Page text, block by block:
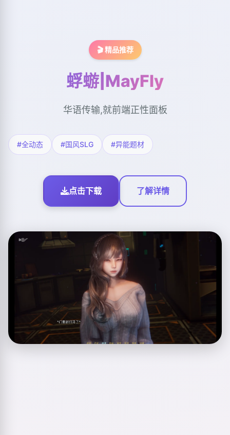
🎬 精品推荐
蜉蝣|MayFly
华语传输,就前端正性面板
#全动态 #国风SLG #异能题材
点击下载 了解详情